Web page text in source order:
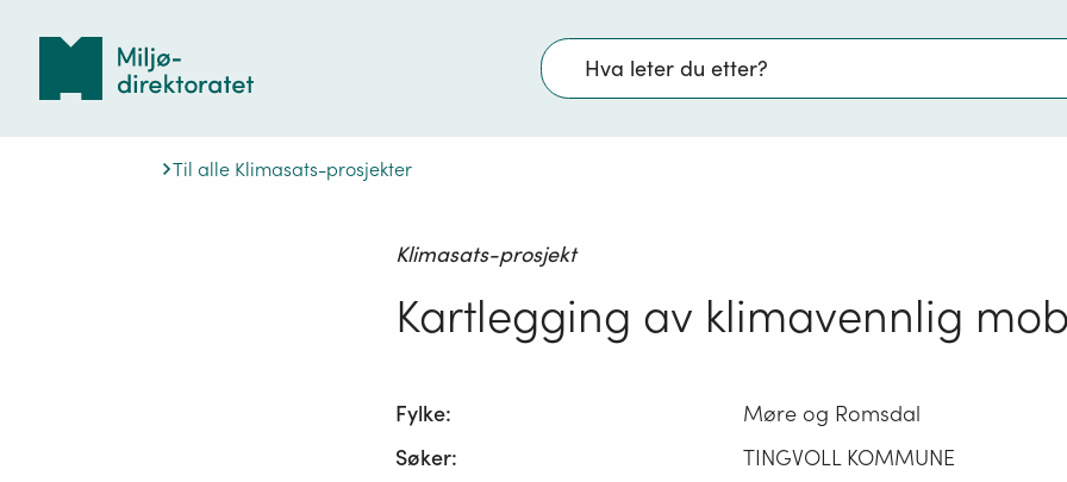
Søk
Til alle Klimasats-prosjekter
Klimasats-prosjekt
Kartlegging av klimavennlig
Fylke:
Møre og Romsdal
Søker:
TINGVOLL KOMMUNE